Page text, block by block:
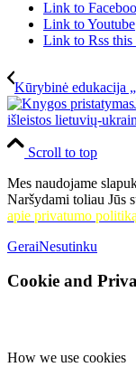
Link to
Link to Youtube
Link to Rss this
Kūrybinė edukacija
išleistos lietuvių-
Scroll to top
Mes naudojame
Naršydami toliau Jūs
apie privatumo
GeraiNesutinku
Cookie and
How we use cookies